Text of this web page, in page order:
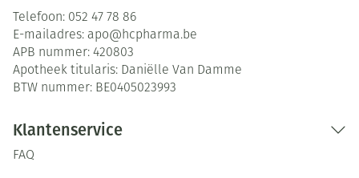
Telefoon: 052 47 78 86
E-mailadres: apo@hcpharma.be
APB nummer: 420803
Apotheek titularis: Daniëlle Van Damme
BTW nummer: BE0405023993
Klantenservice
FAQ